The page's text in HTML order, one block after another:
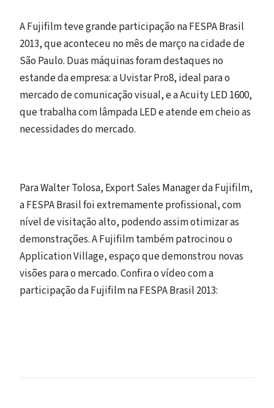
A Fujifilm teve grande participação na FESPA Brasil
2013, que aconteceu no mês de março na cidade de
São Paulo. Duas máquinas foram destaques no
estande da empresa: a Uvistar Pro8, ideal para o
mercado de comunicação visual, e a Acuity LED 1600,
que trabalha com lâmpada LED e atende em cheio as
necessidades do mercado.
Para Walter Tolosa, Export Sales Manager da Fujifilm,
a FESPA Brasil foi extremamente profissional, com
nível de visitação alto, podendo assim otimizar as
demonstrações. A Fujifilm também patrocinou o
Application Village, espaço que demonstrou novas
visões para o mercado. Confira o vídeo com a
participação da Fujifilm na FESPA Brasil 2013: